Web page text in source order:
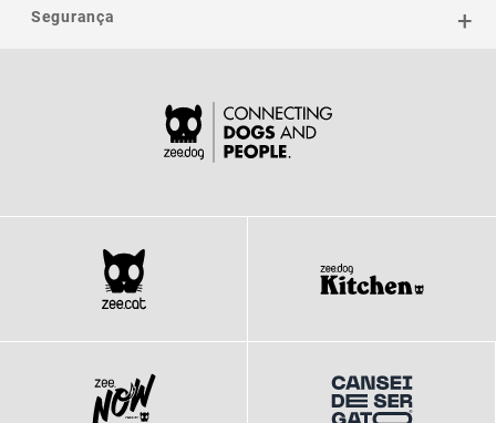
Segurança